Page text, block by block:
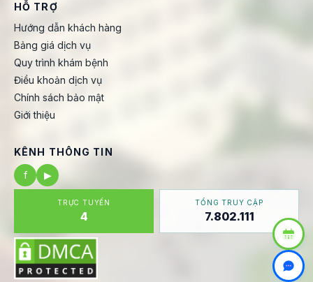
HỖ TRỢ
Hướng dẫn khách hàng
Bảng giá dịch vụ
Quy trình khám bệnh
Điều khoản dịch vụ
Chính sách bảo mật
Giới thiệu
KÊNH THÔNG TIN
f
▶
TRỰC TUYẾN
4
TỔNG TRUY CẬP
7.802.111